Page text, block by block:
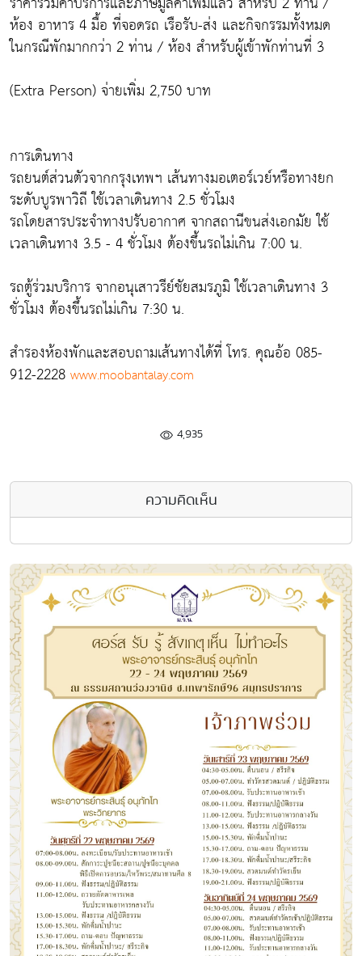
ห้อง อาหาร 4 มื้อ ที่จอดรถ เรือรับ-ส่ง และกิจกรรมทั้งหมด
ในกรณีพักมากกว่า 2 ท่าน / ห้อง สำหรับผู้เข้าพักท่านที่ 3
(Extra Person) จ่ายเพิ่ม 2,750 บาท
การเดินทาง
รถยนต์ส่วนตัวจากกรุงเทพฯ เส้นทางมอเตอร์เวย์หรือทางยก
ระดับบูรพาวิถี ใช้เวลาเดินทาง 2.5 ชั่วโมง
รถโดยสารประจำทางปรับอากาศ จากสถานีขนส่งเอกมัย ใช้
เวลาเดินทาง 3.5 - 4 ชั่วโมง ต้องขึ้นรถไม่เกิน 7:00 น.
รถตู้ร่วมบริการ จากอนุเสาวรีย์ชัยสมรภูมิ ใช้เวลาเดินทาง 3
ชั่วโมง ต้องขึ้นรถไม่เกิน 7:30 น.
สำรองห้องพักและสอบถามเส้นทางได้ที่ โทร. คุณอ้อ 085-
912-2228 www.moobantalay.com
4,935
ความคิดเห็น